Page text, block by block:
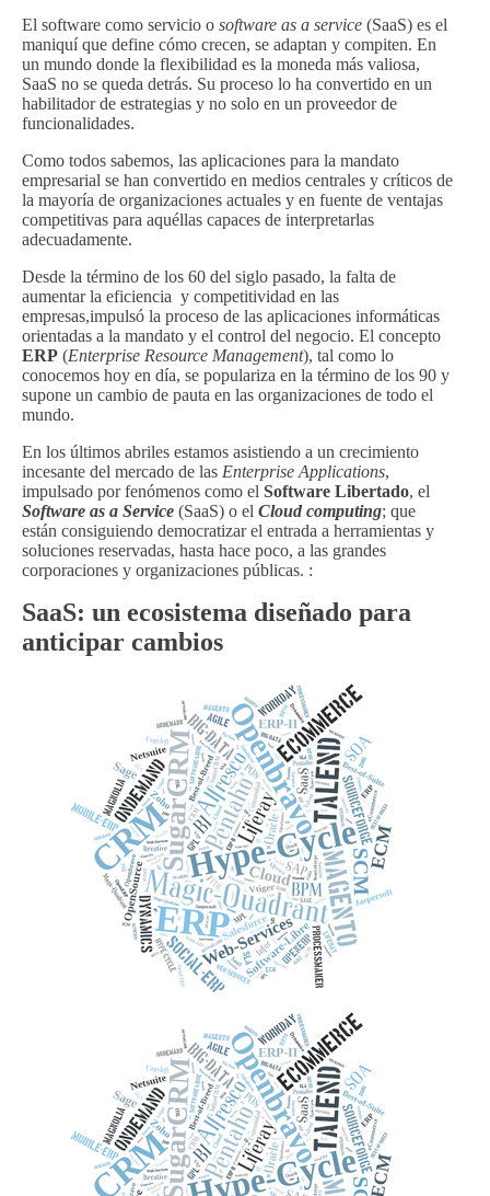
El software como servicio o software as a service (SaaS) es el
maniquí que define cómo crecen, se adaptan y compiten. En
un mundo donde la flexibilidad es la moneda más valiosa,
SaaS no se queda detrás. Su proceso lo ha convertido en un
habilitador de estrategias y no solo en un proveedor de
funcionalidades.
Como todos sabemos, las aplicaciones para la mandato
empresarial se han convertido en medios centrales y críticos de
la mayoría de organizaciones actuales y en fuente de ventajas
competitivas para aquéllas capaces de interpretarlas
adecuadamente.
Desde la término de los 60 del siglo pasado, la falta de
aumentar la eficiencia y competitividad en las
empresas,impulsó la proceso de las aplicaciones informáticas
orientadas a la mandato y el control del negocio. El concepto
ERP (Enterprise Resource Management), tal como lo
conocemos hoy en día, se populariza en la término de los 90 y
supone un cambio de pauta en las organizaciones de todo el
mundo.
En los últimos abriles estamos asistiendo a un crecimiento
incesante del mercado de las Enterprise Applications,
impulsado por fenómenos como el Software Libertado, el
Software as a Service (SaaS) o el Cloud computing; que
están consiguiendo democratizar el entrada a herramientas y
soluciones reservadas, hasta hace poco, a las grandes
corporaciones y organizaciones públicas. :
SaaS: un ecosistema diseñado para
anticipar cambios